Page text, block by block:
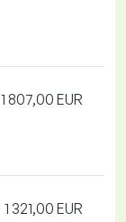
1 807,00 EUR
1 321,00 EUR